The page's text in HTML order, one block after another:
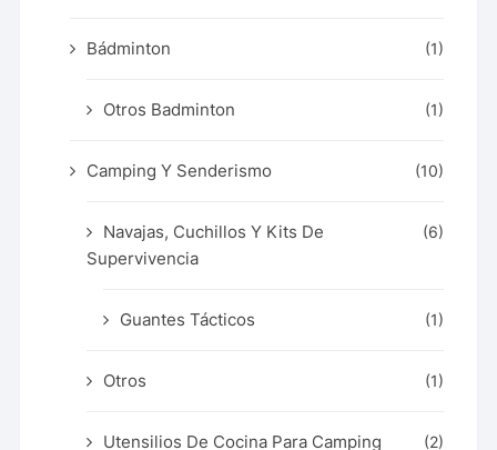
Bádminton (1)
Otros Badminton (1)
Camping Y Senderismo (10)
Navajas, Cuchillos Y Kits De
Supervivencia
(6)
Guantes Tácticos (1)
Otros (1)
Utensilios De Cocina Para Camping (2)